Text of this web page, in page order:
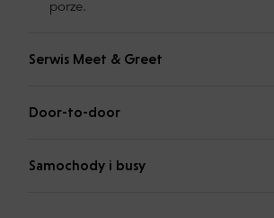
porze.
Serwis Meet & Greet
Door-to-door
Samochody i busy